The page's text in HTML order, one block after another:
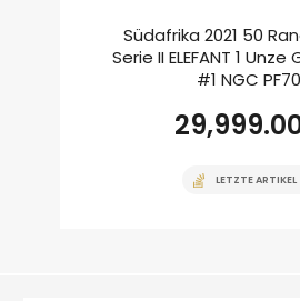
Südafrika 2021 50
Serie II ELEFANT 1
#1 NGC PF70
LETZTE ARTIKEL